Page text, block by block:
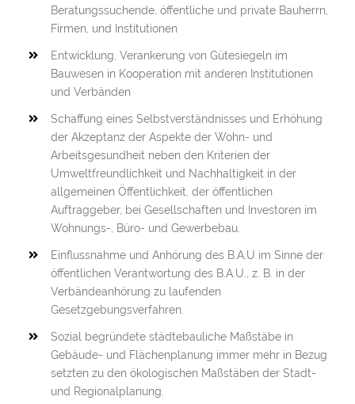
Beratungssuchende, öffentliche und private Bauherrn,
Firmen, und Institutionen
Entwicklung, Verankerung von Gütesiegeln im
Bauwesen in Kooperation mit anderen Institutionen
und Verbänden
Schaffung eines Selbstverständnisses und Erhöhung
der Akzeptanz der Aspekte der Wohn- und
Arbeitsgesundheit neben den Kriterien der
Umweltfreundlichkeit und Nachhaltigkeit in der
allgemeinen Öffentlichkeit, der öffentlichen
Auftraggeber, bei Gesellschaften und Investoren im
Wohnungs-, Büro- und Gewerbebau.
Einflussnahme und Anhörung des B.A.U im Sinne der
öffentlichen Verantwortung des B.A.U., z. B. in der
Verbändeanhörung zu laufenden
Gesetzgebungsverfahren.
Sozial begründete städtebauliche Maßstäbe in
Gebäude- und Flächenplanung immer mehr in Bezug
setzten zu den ökologischen Maßstäben der Stadt-
und Regionalplanung.